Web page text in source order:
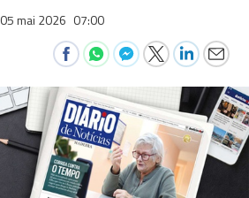
05 mai 2026 07:00